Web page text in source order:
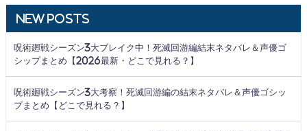
New Posts
呪術廻戦シーズン3大ブレイク中！死滅回游編結末ネタバレ＆声優ゴ
シップまとめ【2026最新・どこで見れる？】
呪術廻戦シーズン3大考察！死滅回游編の結末ネタバレ＆声優ゴシッ
プまとめ【どこで見れる？】